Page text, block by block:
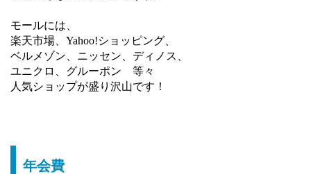
モールには、
楽天市場、Yahoo!ショッピング、
ベルメゾン、ニッセン、ディノス、
ユニクロ、グルーポン 等々
人気ショップが盛り沢山です！
年会費